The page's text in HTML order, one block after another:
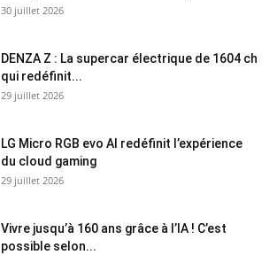
30 juillet 2026
DENZA Z : La supercar électrique de 1604 ch
qui redéfinit...
29 juillet 2026
LG Micro RGB evo AI redéfinit l’expérience
du cloud gaming
29 juillet 2026
Vivre jusqu’à 160 ans grâce à l’IA ! C’est
possible selon...